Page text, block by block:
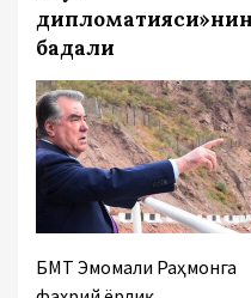
бадали
БМТ Эмомали Раҳмонга